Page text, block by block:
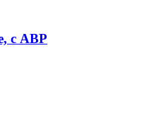
с АВР